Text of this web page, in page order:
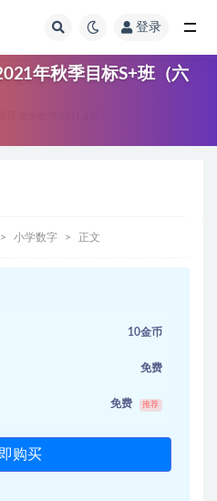
登录
年秋季目标S+班（六
小学数字 正文
10金币
免费
免费 推荐
购买